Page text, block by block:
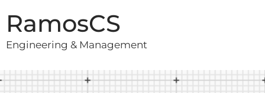
RamosCS
Engineering & Management